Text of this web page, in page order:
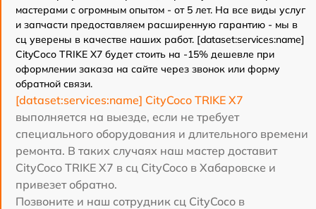
мастерами с огромным опытом - от 5 лет. На все виды услуг
и запчасти предоставляем расширенную гарантию - мы в
сц уверены в качестве наших работ. [dataset:services:name]
CityCoco TRIKE X7 будет стоить на -15% дешевле при
оформлении заказа на сайте через звонок или форму
обратной связи.
[dataset:services:name] CityCoco TRIKE X7
выполняется на выезде, если не требует
специального оборудования и длительного времени
ремонта. В таких случаях наш мастер доставит
CityCoco TRIKE X7 в сц CityCoco в Хабаровске и
привезет обратно.
Позвоните и наш сотрудник сц CityCoco в